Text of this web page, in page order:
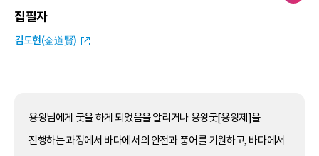
집필자
김도현(金道賢)
용왕님에게 굿을 하게 되었음을 알리거나 용왕굿[용왕제]을
진행하는 과정에서 바다에서의 안전과 풍어를 기원하고, 바다에서